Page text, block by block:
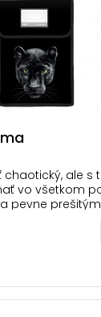
chaotický, ale s
vo všetkom
pevne
–
ruke. Motív
ktorý